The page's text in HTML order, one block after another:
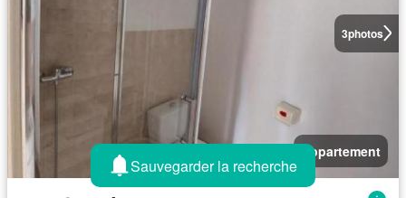
3photos
Appartement
Sauvegarder la recherche